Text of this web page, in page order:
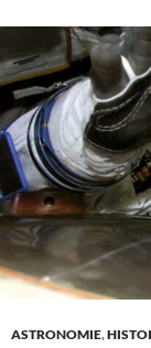
ASTRONOMIE,